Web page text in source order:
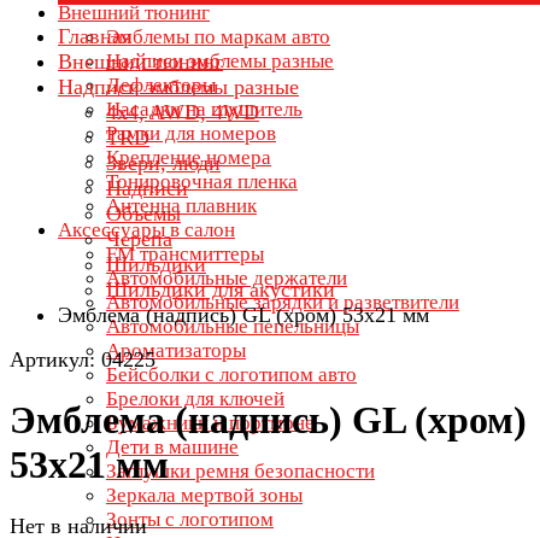
Внешний тюнинг
Эмблемы по маркам авто
Надписи эмблемы разные
Дефлекторы
Насадки на глушитель
Рамки для номеров
Крепление номера
Тонировочная пленка
Антенна плавник
Аксессуары в салон
FM трансмиттеры
Автомобильные держатели
Автомобильные зарядки и разветвители
Автомобильные пепельницы
Ароматизаторы
Бейсболки с логотипом авто
Брелоки для ключей
Бумажники и портмоне
Дети в машине
Заглушки ремня безопасности
Зеркала мертвой зоны
Зонты с логотипом
Главная
Внешний тюнинг
Надписи эмблемы разные
4x4, AWD, 4WD
TRD
Звери, люди
Надписи
Объемы
Черепа
Шильдики
Шильдики для акустики
Эмблема (надпись) GL (хром) 53х21 мм
Артикул: 04225
Эмблема (надпись) GL (хром)
53х21 мм
Нет в наличии